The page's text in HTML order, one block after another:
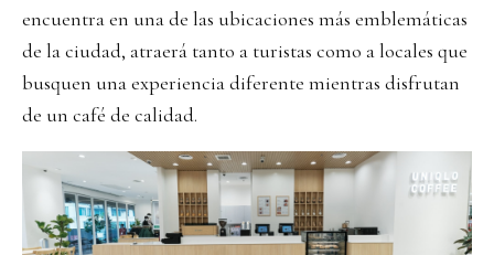
encuentra en una de las ubicaciones más emblemáticas
de la ciudad, atraerá tanto a turistas como a locales que
busquen una experiencia diferente mientras disfrutan
de un café de calidad.